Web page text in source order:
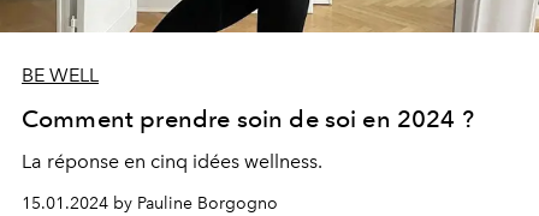
BE WELL
Comment prendre soin de soi en 2024 ?
La réponse en cinq idées wellness.
15.01.2024 by Pauline Borgogno